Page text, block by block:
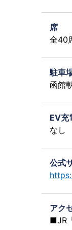
席
全40
駐車
函館
EV充
なし
公式
アク
■JR